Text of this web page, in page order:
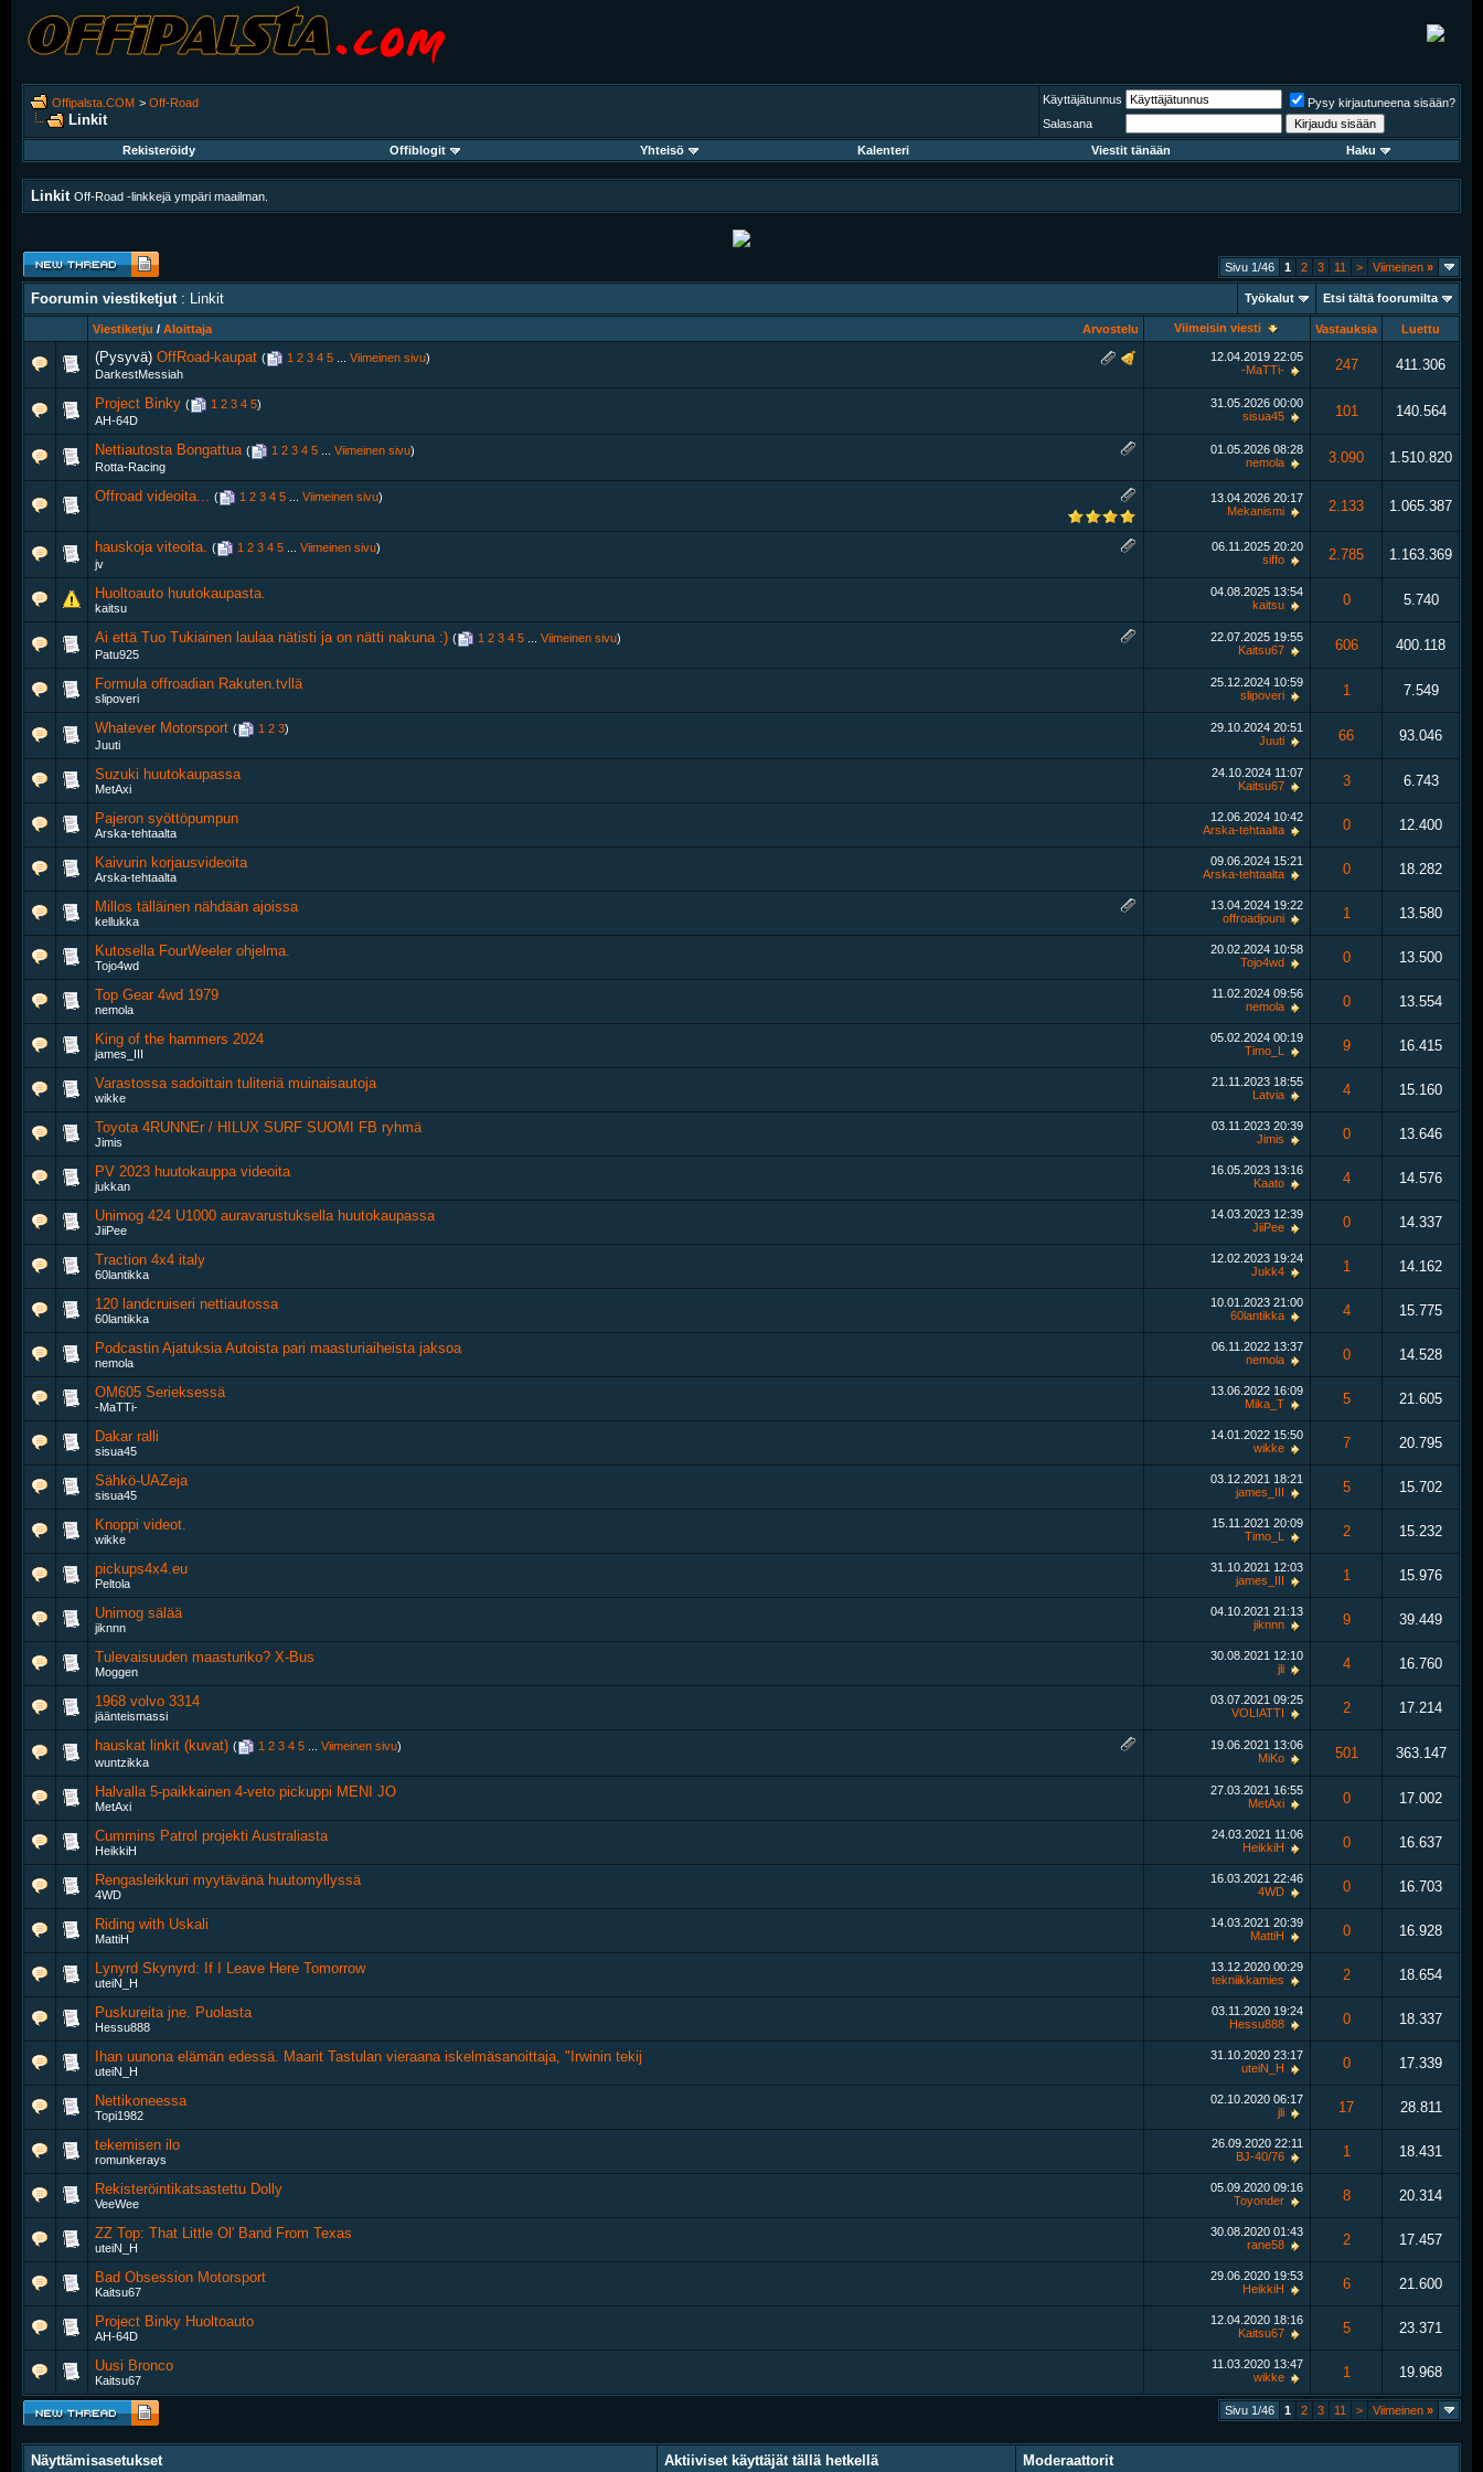
Offipalsta.COM > Off-Road
Linkit
Käyttäjätunnus
Pysy kirjautuneena sisään?
Salasana
Rekisteröidy
Offiblogit Yhteisö Kalenteri Viestit tänään Haku
Linkit Off-Road -linkkejä ympäri maailman.
Sivu 1/46 1 2 3 11 > Viimeinen »
Foorumin viestiketjut: Linkit Työkalut Etsi tältä foorumilta
Arvostelu
Viestiketju / Aloittaja Viimeisin viesti Vastauksia Luettu
(Pysyvä) OffRoad-kaupat ( 1 2 3 4 5 Viimeinen sivu)
DarkestMessiah
12.04.2019 22:05
-MaTTi-
247 411.306
Project Binky ( 1 2 3 4 5)
AH-64D
31.05.2026 00:00
sisua45
101 140.564
Nettiautosta Bongattua‎ ( 1 2 3 4 5 Viimeinen sivu)
Rotta-Racing
01.05.2026 08:28
nemola
3.090 1.510.820
Offroad videoita... ( 1 2 3 4 5 Viimeinen sivu) 13.04.2026 20:17
Mekanismi
2.133 1.065.387
hauskoja viteoita. ( 1 2 3 4 5 Viimeinen sivu)
jv
06.11.2025 20:20
siffo
2.785 1.163.369
Huoltoauto huutokaupasta.
kaitsu
04.08.2025 13:54
kaitsu
0 5.740
Ai että Tuo Tukiainen laulaa nätisti ja on nätti nakuna :) ( 1 2 3 4 5 Viimeinen sivu)
Patu925
22.07.2025 19:55
Kaitsu67
606 400.118
Formula offroadian Rakuten.tvllä
slipoveri
25.12.2024 10:59
slipoveri
1 7.549
Whatever Motorsport ( 1 2 3)
Juuti
29.10.2024 20:51
Juuti
66 93.046
Suzuki huutokaupassa
MetAxi
24.10.2024 11:07
Kaitsu67
3 6.743
Pajeron syöttöpumpun
Arska-tehtaalta
12.06.2024 10:42
Arska-tehtaalta
0 12.400
Kaivurin korjausvideoita
Arska-tehtaalta
09.06.2024 15:21
Arska-tehtaalta
0 18.282
Millos tälläinen nähdään ajoissa
kellukka
13.04.2024 19:22
offroadjouni
1 13.580
Kutosella FourWeeler ohjelma.
Tojo4wd
20.02.2024 10:58
Tojo4wd
0 13.500
Top Gear 4wd 1979
nemola
11.02.2024 09:56
nemola
0 13.554
King of the hammers 2024
james_III
05.02.2024 00:19
Timo_L
9 16.415
Varastossa sadoittain tuliteriä muinaisautoja
wikke
21.11.2023 18:55
Latvia
4 15.160
Toyota 4RUNNEr / HILUX SURF SUOMI FB ryhmä
Jimis
03.11.2023 20:39
Jimis
0 13.646
PV 2023 huutokauppa videoita
jukkan
16.05.2023 13:16
Kaato
4 14.576
Unimog 424 U1000 auravarustuksella huutokaupassa
JiiPee
14.03.2023 12:39
JiiPee
0 14.337
Traction 4x4 italy
60lantikka
12.02.2023 19:24
Jukk4
1 14.162
120 landcruiseri nettiautossa
60lantikka
10.01.2023 21:00
60lantikka
4 15.775
Podcastin Ajatuksia Autoista pari maasturiaiheista jaksoa
nemola
06.11.2022 13:37
nemola
0 14.528
OM605 Serieksessä
-MaTTi-
13.06.2022 16:09
Mika_T
5 21.605
Dakar ralli
sisua45
14.01.2022 15:50
wikke
7 20.795
Sähkö-UAZeja
sisua45
03.12.2021 18:21
james_III
5 15.702
Knoppi videot.
wikke
15.11.2021 20:09
Timo_L
2 15.232
pickups4x4.eu
Peltola
31.10.2021 12:03
james_III
1 15.976
Unimog sälää
jiknnn
04.10.2021 21:13
jiknnn
9 39.449
Tulevaisuuden maasturiko? X-Bus
Moggen
30.08.2021 12:10
jli
4 16.760
1968 volvo 3314
jäänteismassi
03.07.2021 09:25
VOLIATTI
2 17.214
hauskat linkit (kuvat) ( 1 2 3 4 5 Viimeinen sivu)
wuntzikka
19.06.2021 13:06
MiKo
501 363.147
Halvalla 5-paikkainen 4-veto pickuppi MENI JO
MetAxi
27.03.2021 16:55
MetAxi
0 17.002
Cummins Patrol projekti Australiasta
HeikkiH
24.03.2021 11:06
HeikkiH
0 16.637
Rengasleikkuri myytävänä huutomyllyssä
4WD
16.03.2021 22:46
4WD
0 16.703
Riding with Uskali
MattiH
14.03.2021 20:39
MattiH
0 16.928
Lynyrd Skynyrd: If I Leave Here Tomorrow
uteiN_H
13.12.2020 00:29
tekniikkamies
2 18.654
Puskureita jne. Puolasta
Hessu888
03.11.2020 19:24
Hessu888
0 18.337
Ihan uunona elämän edessä. Maarit Tastulan vieraana iskelmäsanoittaja, "Irwinin tekij
uteiN_H
31.10.2020 23:17
uteiN_H
0 17.339
Nettikoneessa
Topi1982
02.10.2020 06:17
jli
17 28.811
tekemisen ilo
romunkerays
26.09.2020 22:11
BJ-40/76
1 18.431
Rekisteröintikatsastettu Dolly
VeeWee
05.09.2020 09:16
Toyonder
8 20.314
ZZ Top: That Little Ol' Band From Texas
uteiN_H
30.08.2020 01:43
rane58
2 17.457
Bad Obsession Motorsport
Kaitsu67
29.06.2020 19:53
HeikkiH
6 21.600
Project Binky Huoltoauto
AH-64D
12.04.2020 18:16
Kaitsu67
5 23.371
Uusi Bronco
Kaitsu67
11.03.2020 13:47
wikke
1 19.968
Sivu 1/46 1 2 3 11 > Viimeinen »
Näyttämisasetukset Aktiiviset käyttäjät tällä hetkellä Moderaattorit